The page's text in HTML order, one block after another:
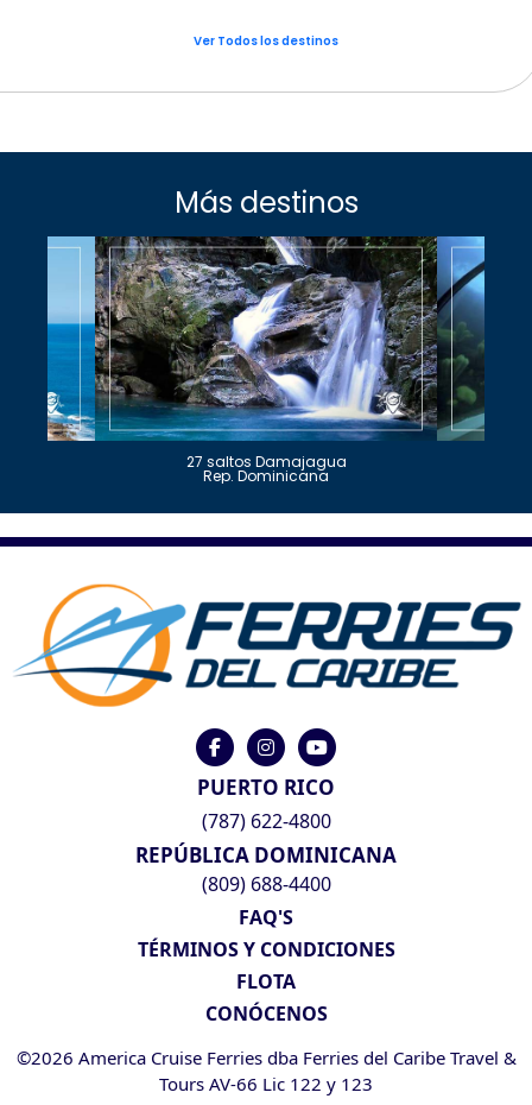
Ver Todos los destinos
Más destinos
27 saltos Damajagua
Rep. Dominicana
PUERTO RICO
(787) 622-4800
REPÚBLICA DOMINICANA
(809) 688-4400
FAQ'S
TÉRMINOS Y CONDICIONES
FLOTA
CONÓCENOS
©2026 America Cruise Ferries dba Ferries del Caribe Travel &
Tours AV-66 Lic 122 y 123